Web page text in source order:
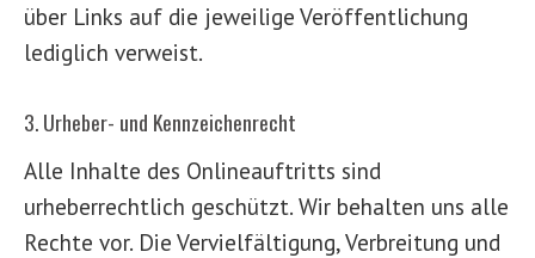
über Links auf die jeweilige Veröffentlichung
lediglich verweist.
3. Urheber- und Kennzeichenrecht
Alle Inhalte des Onlineauftritts sind
urheberrechtlich geschützt. Wir behalten uns alle
Rechte vor. Die Vervielfältigung, Verbreitung und